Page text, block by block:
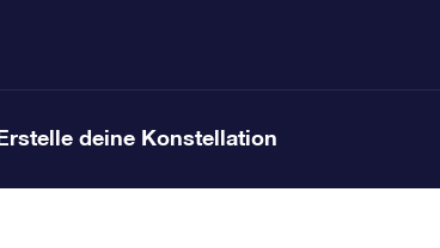
deine Konstellation